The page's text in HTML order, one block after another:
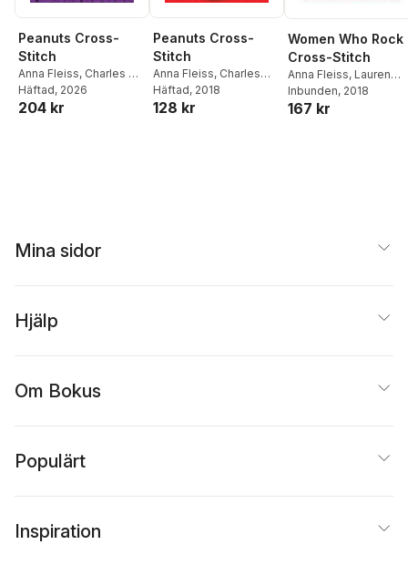
Peanuts Cross-
Stitch
Anna Fleiss, Charles M
Schulz, Dennis
Caetano
Häftad, 2026
204 kr
Peanuts Cross-
Stitch
Anna Fleiss, Charles
Schulz
Häftad, 2018
128 kr
Women Who Rock
Cross-Stitch
Anna Fleiss, Lauren
Mancuso
Inbunden, 2018
167 kr
Mina sidor
Hjälp
Om Bokus
Populärt
Inspiration